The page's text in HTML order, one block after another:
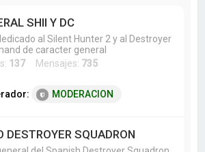
SHII Y DC
al Silent Hunter 2 y al Destroyer
de caracter general
137Mensajes: 735
MODERACION
DESTROYER SQUADRON